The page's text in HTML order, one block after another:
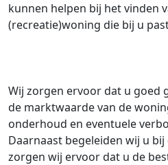
kunnen helpen bij het vinden
(recreatie)woning die bij u
Wij zorgen ervoor dat u goed
de marktwaarde van de
onderhoud en eventuele
Daarnaast begeleiden wij u
zorgen wij ervoor dat u de